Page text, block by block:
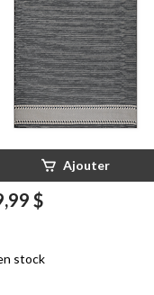
Ajouter
$
stock